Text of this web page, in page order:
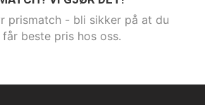
prismatch - bli sikker på at du
beste pris hos oss.